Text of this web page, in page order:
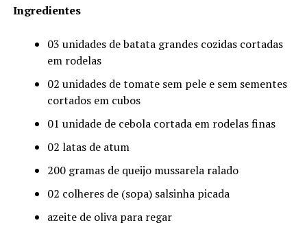
Ingredientes
03 unidades de batata grandes cozidas cortadas
em rodelas
02 unidades de tomate sem pele e sem sementes
cortados em cubos
01 unidade de cebola cortada em rodelas finas
02 latas de atum
200 gramas de queijo mussarela ralado
02 colheres de (sopa) salsinha picada
azeite de oliva para regar